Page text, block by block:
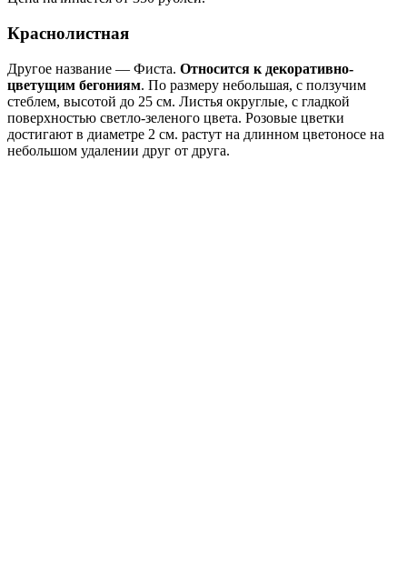
Краснолистная
Другое название — Фиста. Относится к декоративно-
цветущим бегониям. По размеру небольшая, с ползучим
стеблем, высотой до 25 см. Листья округлые, с гладкой
поверхностью светло-зеленого цвета. Розовые цветки
достигают в диаметре 2 см. растут на длинном цветоносе на
небольшом удалении друг от друга.